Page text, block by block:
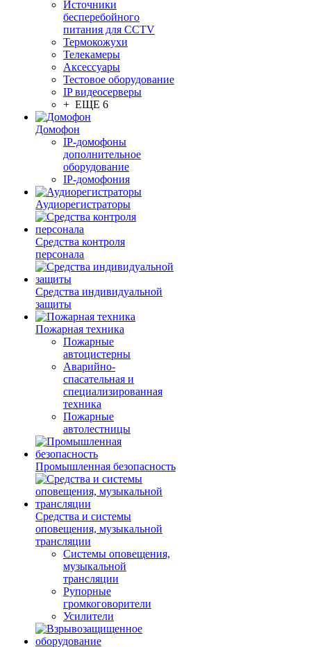
Источники
бесперебойного
питания для CCTV
Термокожухи
Телекамеры
Аксессуары
Тестовое оборудование
IP видеосерверы
+ ЕЩЕ 6
Домофон
IP-домофоны
дополнительное
оборудование
IP-домофония
Аудиорегистраторы
Средства контроля
персонала
Средства индивидуальной
защиты
Пожарная техника
Пожарные
автоцистерны
Аварийно-
спасательная и
специализированная
техника
Пожарные
автолестницы
Промышленная безопасность
Средства и системы
оповещения, музыкальной
трансляции
Системы оповещения,
музыкальной
трансляции
Рупорные
громкоговорители
Усилители